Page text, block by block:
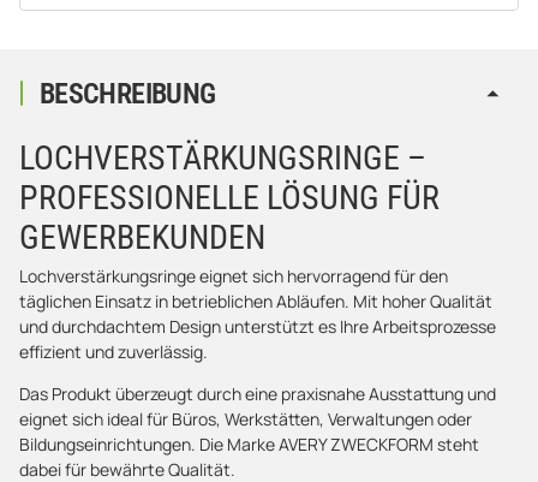
BESCHREIBUNG
LOCHVERSTÄRKUNGSRINGE –
PROFESSIONELLE LÖSUNG FÜR
GEWERBEKUNDEN
Lochverstärkungsringe eignet sich hervorragend für den
täglichen Einsatz in betrieblichen Abläufen. Mit hoher Qualität
und durchdachtem Design unterstützt es Ihre Arbeitsprozesse
effizient und zuverlässig.
Das Produkt überzeugt durch eine praxisnahe Ausstattung und
eignet sich ideal für Büros, Werkstätten, Verwaltungen oder
Bildungseinrichtungen. Die Marke AVERY ZWECKFORM steht
dabei für bewährte Qualität.